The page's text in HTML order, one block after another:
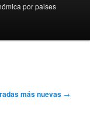
por paises
más nuevas →